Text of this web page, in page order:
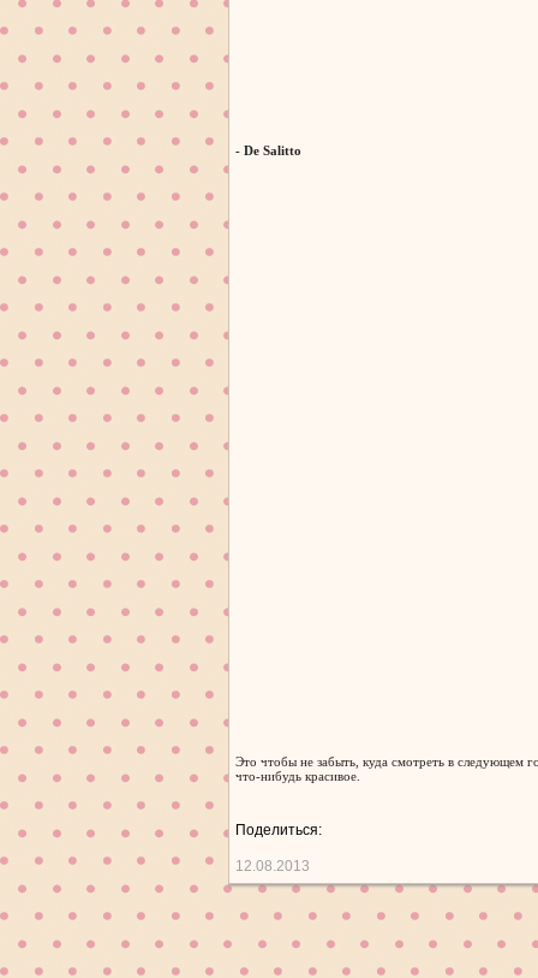
- De Salitto
Это чтобы не забыть, куда смотреть в следующем
что-нибудь красивое.
Поделиться:
12.08.2013